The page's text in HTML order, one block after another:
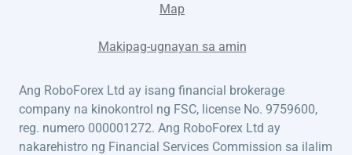
Map
Makipag-ugnayan sa amin
Ang RoboForex Ltd ay isang financial brokerage
company na kinokontrol ng FSC, license No. 9759600,
reg. numero 000001272. Ang RoboForex Ltd ay
nakarehistro ng Financial Services Commission sa ilalim